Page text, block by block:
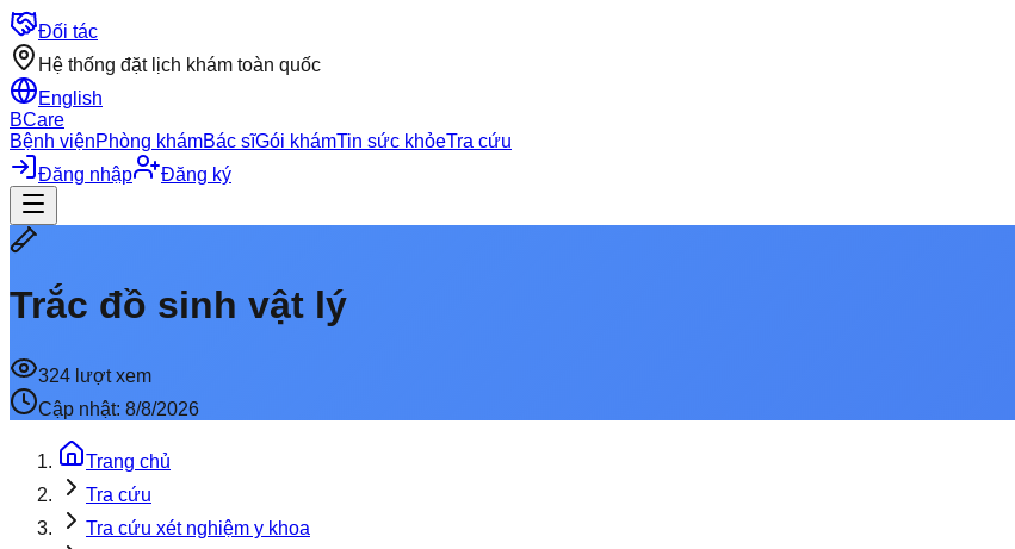
Đối tác
Hệ thống đặt lịch khám toàn quốc
English
BCare
Bệnh việnPhòng khámBác sĩGói khámTin sức khỏeTra cứu
Đăng nhập
Đăng ký
Trắc đồ sinh vật lý
324 lượt xem
Cập nhật: 8/8/2026
Trang chủ
Tra cứu
Tra cứu xét nghiệm y khoa